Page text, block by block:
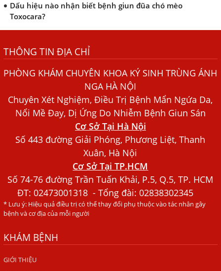
Dấu hiệu nào nhận biết bệnh giun đũa chó mèo
Toxocara?
Bệnh Chàm Và Những Yếu Tố Liên Quan Đến Bệnh Giun
Dấu Hiệu Ngứa Da, Dị Ứng, Nổi Mề Đay Do Nhiễm Sán
Bác sĩ Nguyễn Ngọc Ánh Phòng Khám Ánh Nga Đề Tài
Nghiên Cứu Khoa
Xét Nghiệm Giun Sán Gồm Những Loại Nào? Chi Phí Bao
Người Đàn Ông Phát Ban Mẩn Đỏ Khắp Người, Sau Ba
Tháng Mới Tìm Ra Nguyên Nhân
Đau Mắt Đỏ, Nguyên Nhân Và Cách Điều Trị
HÀ NỘI – PHÁT BAN MẨN ĐỎ KHẮP NGƯỜI, ĐI KHÁM
Ăn hải sản sống, coi chừng nhiễm giun sán
TỔNG QUAN VỀ KÉM HẤP THU THỨC ĂN
THÔNG TIN ĐỊA CHỈ
PHÒNG KHÁM CHUYÊN KHOA KÝ SINH TRÙNG ÁNH
NGA HÀ NỘI
Chuyên Xét Nghiệm, Điều Trị Bệnh Mẩn Ngứa Da,
Nổi Mề Đay, Dị Ứng Do Nhiễm Bệnh Giun Sán
Cơ Sở Tại Hà Nội
Số 443 đường Giải Phóng, Phương Liệt, Thanh
Xuân, Hà Nội
Cơ Sở Tại TP.HCM
Số 74-76 đường Trần Tuấn Khải, P.5, Q.5, TP. HCM
ĐT:02473001318 - Tổng đài: 02838302345
* Lưu ý: Hiệu quả điều trị có thể thay đổi phụ thuộc vào tác nhân gây
bệnh và cơ địa của mỗi người
KHÁM BỆNH
GIỚI THIỆU